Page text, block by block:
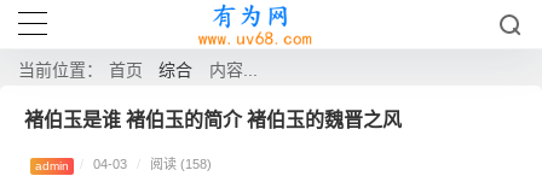
当前位置： 首页 综合 内容...
褚伯玉是谁 褚伯玉的简介 褚伯玉的魏晋之风
admin / 04-03 / 阅读 (158)